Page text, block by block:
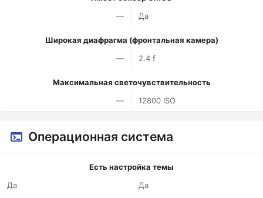
—
Да
Широкая диафрагма (фронтальная камера)
—
2.4 f
Максимальная светочувствительность
—
12800 ISO
Операционная система
Есть настройка темы
Да
Да